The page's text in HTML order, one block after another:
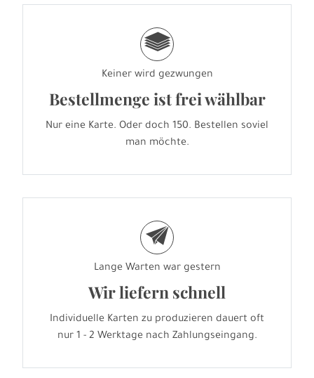
g
Keiner wird gezwungen
Bestellmenge ist frei wählbar
Nur eine Karte. Oder doch 150. Bestellen soviel
man möchte.
e
Lange Warten war gestern
Wir liefern schnell
Individuelle Karten zu produzieren dauert oft
nur 1 - 2 Werktage nach Zahlungseingang.